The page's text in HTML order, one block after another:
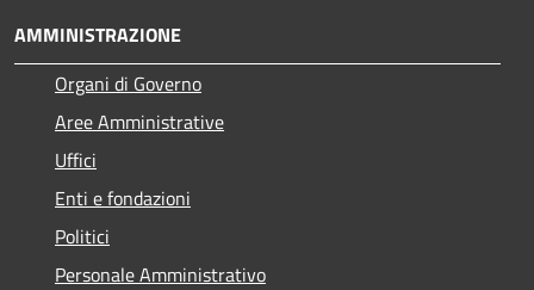
AMMINISTRAZIONE
Organi di Governo
Aree Amministrative
Uffici
Enti e fondazioni
Politici
Personale Amministrativo